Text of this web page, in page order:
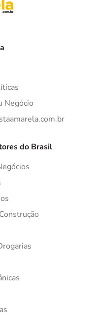
Negócio
do Brasil